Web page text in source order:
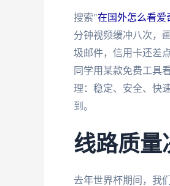
搜索"在国外怎么看爱
分钟视频缓冲八次，
圾邮件，信用卡还差
同学用某款免费工具
理：稳定、安全、快
到。
线路质量
去年世界杯期间，我